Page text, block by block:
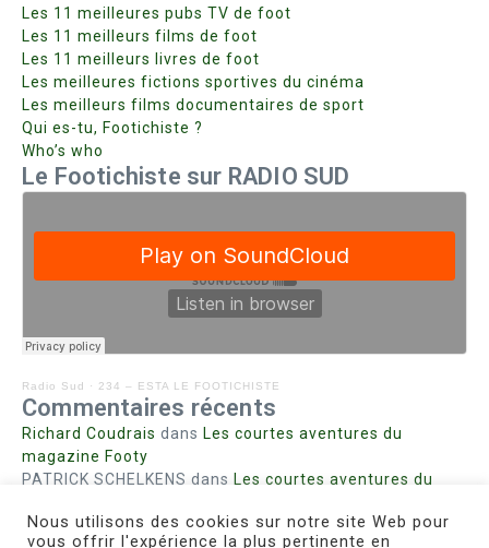
Les 11 meilleures pubs TV de foot
Les 11 meilleurs films de foot
Les 11 meilleurs livres de foot
Les meilleures fictions sportives du cinéma
Les meilleurs films documentaires de sport
Qui es-tu, Footichiste ?
Who’s who
Le Footichiste sur RADIO SUD
Radio Sud · 234 – ESTA LE FOOTICHISTE
Commentaires récents
Richard Coudrais dans Les courtes aventures du
magazine Footy
PATRICK SCHELKENS dans Les courtes aventures du
Bohn fabiennedans Intrigues sanglantes à Mulhouse
Nous utilisons des cookies sur notre site Web pour
vous offrir l'expérience la plus pertinente en